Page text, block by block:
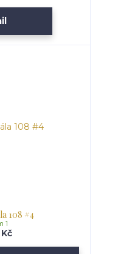
108 #4
1